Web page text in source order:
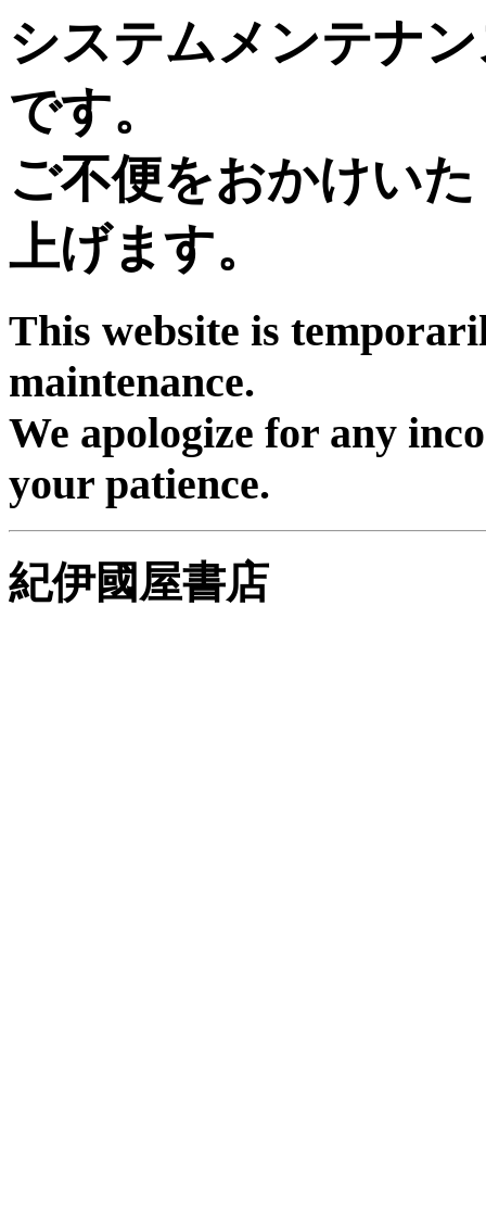
システムメンテナ
です。
ご不便をおかけい
上げます。
This website is
maintenance.
We apologize for any
your patience.
紀伊國屋書店